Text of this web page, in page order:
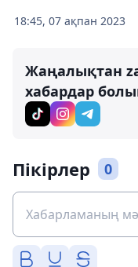
18:45, 07 ақпан 2023
Жаңалықтан
хабардар
Пікірлер 0